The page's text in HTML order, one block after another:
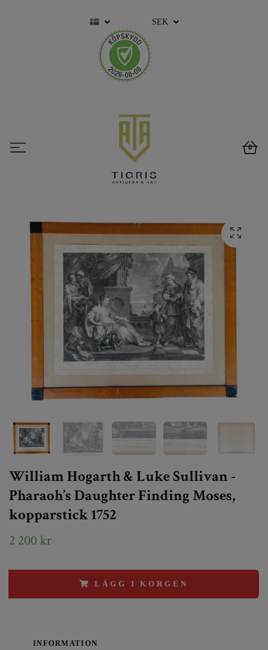
SEK
0
William Hogarth & Luke Sullivan -
Pharaoh’s Daughter Finding Moses,
kopparstick 1752
2 200 kr
LÄGG I KORGEN
INFORMATION